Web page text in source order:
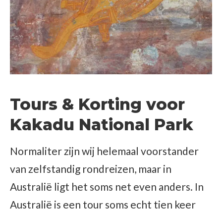
Tours & Korting voor
Kakadu National Park
Normaliter zijn wij helemaal voorstander
van zelfstandig rondreizen, maar in
Australië ligt het soms net even anders. In
Australië is een tour soms echt tien keer